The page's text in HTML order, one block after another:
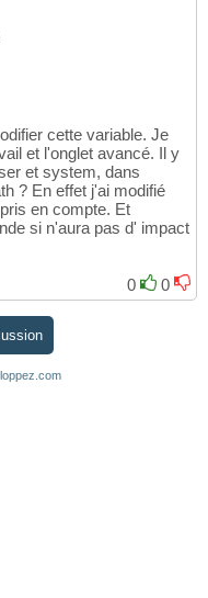
cette variable. Je
et l'onglet avancé. Il y
et system, dans
? En effet j'ai modifié
en compte. Et
si n'aura pas d' impact
0
0